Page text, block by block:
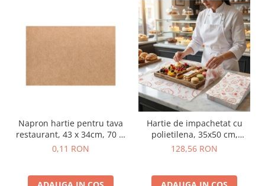
Napron hartie pentru tava
restaurant, 43 x 34cm, 70 g,
kraft natur, 1000 coli-set
0,11 RON
Hartie de impachetat cu
polietilena, 35x50 cm,
60+10g, cutie de 10 kg
128,56 RON